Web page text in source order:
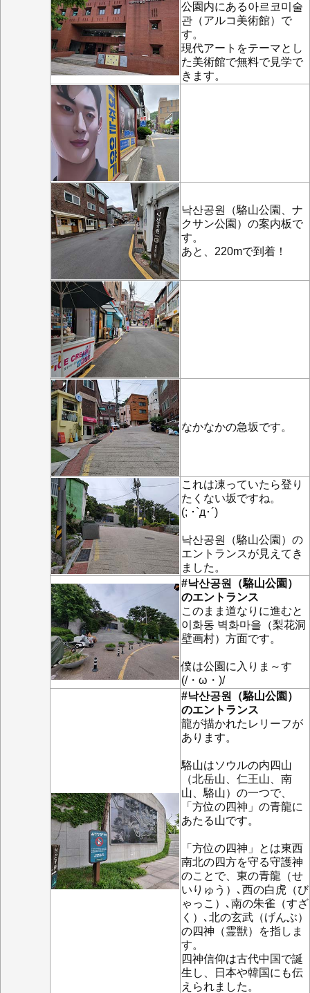
公園内にある아르코미술
관（アルコ美術館）で
す。
現代アートをテーマとし
た美術館で無料で見学で
きます。
낙산공원（駱山公園、ナ
クサン公園）の案内板で
す。
あと、220mで到着！
なかなかの急坂です。
これは凍っていたら登り
たくない坂ですね。
(; ･`д･´)
낙산공원（駱山公園）の
エントランスが見えてき
ました。
#낙산공원（駱山公園）
のエントランス
このまま道なりに進むと
이화동 벽화마을（梨花洞
壁画村）方面です。
僕は公園に入りま～す
(/・ω・)/
#낙산공원（駱山公園）
のエントランス
龍が描かれたレリーフが
あります。
駱山はソウルの内四山
（北岳山、仁王山、南
山、駱山）の一つで、
「方位の四神」の青龍に
あたる山です。
「方位の四神」とは東西
南北の四方を守る守護神
のことで、東の青龍（せ
いりゅう）､西の白虎（び
ゃっこ）､南の朱雀（すざ
く）､北の玄武（げんぶ）
の四神（霊獣）を指しま
す。
四神信仰は古代中国で誕
生し、日本や韓国にも伝
えられました。